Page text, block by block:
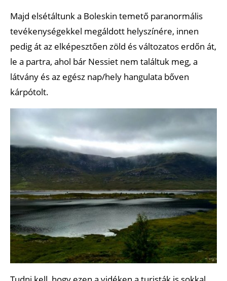
Majd elsétáltunk a Boleskin temető paranormális
tevékenységekkel megáldott helyszínére, innen
pedig át az elképesztően zöld és változatos erdőn át,
le a partra, ahol bár Nessiet nem találtuk meg, a
látvány és az egész nap/hely hangulata bőven
kárpótolt.